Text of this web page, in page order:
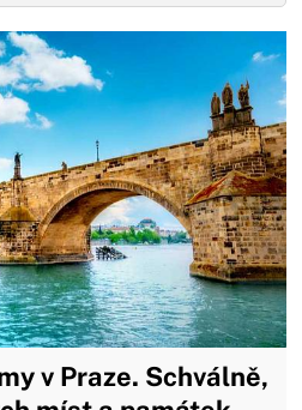
v Praze. Schválně,